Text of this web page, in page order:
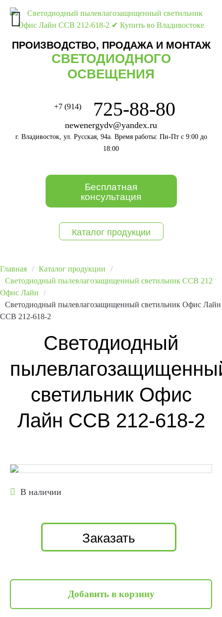
ПРОИЗВОДСТВО, ПРОДАЖА И МОНТАЖ
СВЕТОДИОДНОГО
ОСВЕЩЕНИЯ
+7 (914) 725-88-80
newenergydv@yandex.ru
г. Владивосток, ул. Русская, 94а. Время работы: Пн-Пт с 9:00 до
18:00
Бесплатная
консультация
Каталог продукции
Главная
Каталог продукции
Светодиодный пылевлагозащищенный светильник ССВ 212
Офис Лайн
Светодиодный пылевлагозащищенный светильник Офис Лайн
ССВ 212-618-2
Светодиодный
светильник Офис
Лайн ССВ 212-618-2
В наличии
Заказать
Добавить в корзину